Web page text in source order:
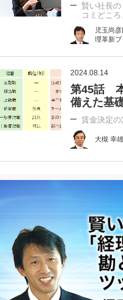
賢い社長
コミどころ
児玉尚
理革新
2024.08.14
第45話
備えた基
賃金決定の
大槻 幸